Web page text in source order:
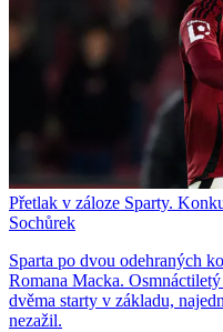
Přetlak v záloze Sparty.
Sochůrek
Sparta po dvou odehraných
Romana Macka.
dvěma starty v základu,
nezažil.